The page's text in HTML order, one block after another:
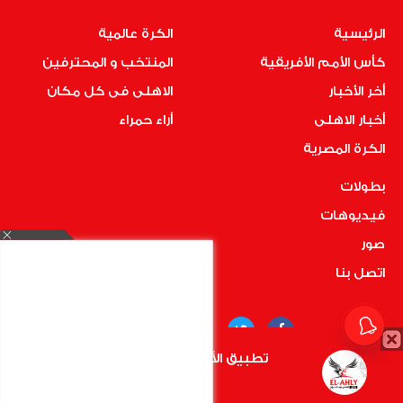
الرئيسية
كأس الأمم الأفريقية
أخر الأخبار
أخبار الاهلى
الكرة المصرية
الكرة عالمية
المنتخب و المحترفين
الاهلى فى كل مكان
أراء حمراء
بطولات
فيديوهات
صور
اتصل بنا
COPYRIGHT © 2019 RedMedia | ALL RIGHTS RESERVED
تطبيق الأهلي.كوم متاح الأن